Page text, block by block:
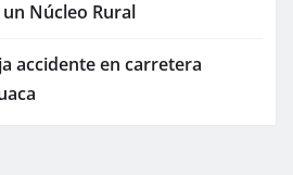
Núcleo Rural
accidente en carretera